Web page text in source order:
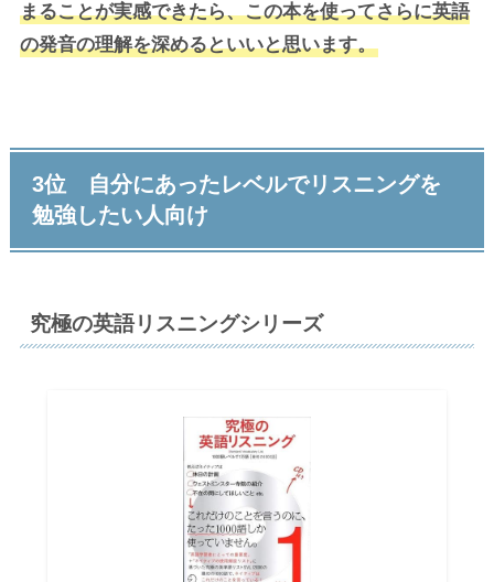
まることが実感できたら、この本を使ってさらに英語
の発音の理解を深めるといいと思います。
3位 自分にあったレベルでリスニングを
勉強したい人向け
究極の英語リスニングシリーズ